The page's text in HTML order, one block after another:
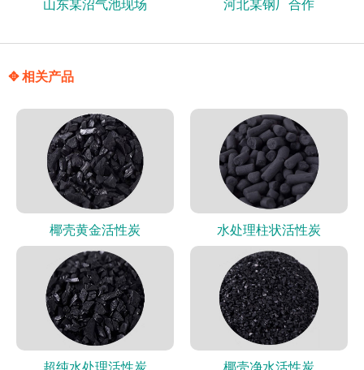
山东某沼气池现场 河北某钢厂合作
✥ 相关产品
椰壳黄金活性炭 水处理柱状活性炭